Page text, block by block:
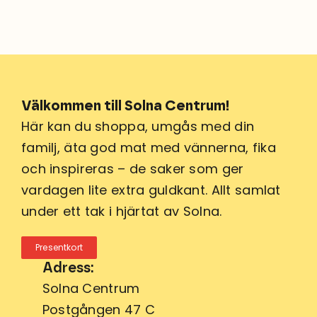
Välkommen till Solna Centrum!
Här kan du shoppa, umgås med din
familj, äta god mat med vännerna, fika
och inspireras – de saker som ger
vardagen lite extra guldkant. Allt samlat
under ett tak i hjärtat av Solna.
Presentkort
Adress:
Solna Centrum
Postgången 47 C